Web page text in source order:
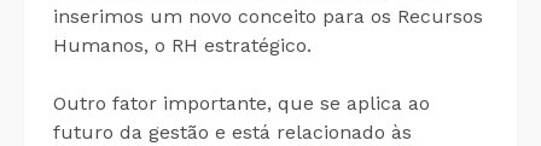
inserimos um novo conceito para os Recursos
Humanos, o RH estratégico.
Outro fator importante, que se aplica ao
futuro da gestão e está relacionado às